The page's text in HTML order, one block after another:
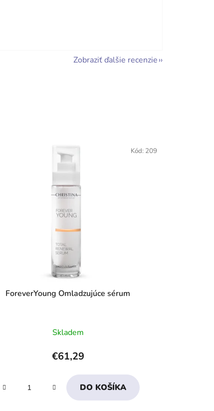
Zobraziť ďalšie recenzie
ForeverYoung Omladzujúce sérum
hodnotenie
produktu
je
3,9
z
Skladem
€61,29
DO KOŠÍKA
Kód: 209